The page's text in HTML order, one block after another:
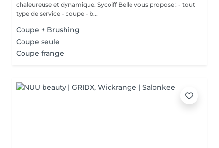
chaleureuse et dynamique. Sycoiff Belle vous propose : - tout
type de service - coupe - b...
Coupe + Brushing
Coupe seule
Coupe frange